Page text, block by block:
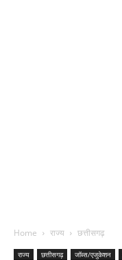
Home राज्य छत्तीसगढ़
राज्य छत्तीसगढ़ जॉब्स/एजुकेशन